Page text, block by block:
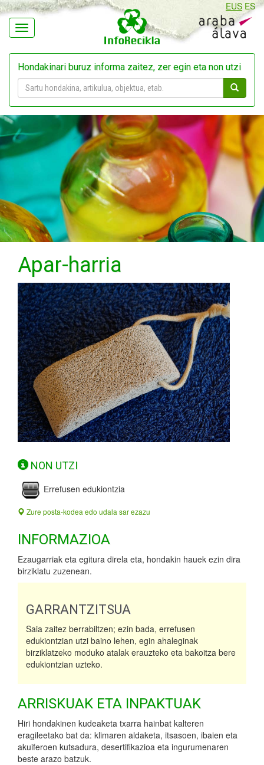
Navegación
EUS ES
Hondakinari buruz informa zaitez, zer egin eta non utzi
Apar-harria
NON UTZI
Errefusen edukiontzia
Zure posta-kodea edo udala sar ezazu
INFORMAZIOA
Ezaugarriak eta egitura direla eta, hondakin hauek ezin dira
birziklatu zuzenean.
GARRANTZITSUA
Saia zaitez berrabiltzen; ezin bada, errefusen
edukiontzian utzi baino lehen, egin ahaleginak
birziklatzeko moduko atalak erauzteko eta bakoitza bere
edukiontzian uzteko.
ARRISKUAK ETA INPAKTUAK
Hiri hondakinen kudeaketa txarra hainbat kalteren
eragileetako bat da: klimaren aldaketa, itsasoen, ibaien eta
akuiferoen kutsadura, desertifikazioa eta ingurumenaren
beste arazo batzuk.